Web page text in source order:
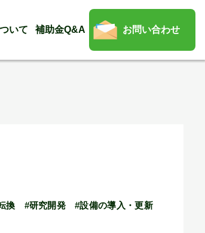
いて 補助金Q&A お問い合わせ
換 #研究開発 #設備の導入・更新